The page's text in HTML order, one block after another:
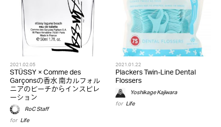
2021.02.05
STÜSSY × Comme des
Garçonsの香水 南カルフォル
ニアのビーチからインスピレ
ーション
RoC Staff
for Life
2021.01.22
Plackers Twin-Line Dental
Flossers
Yoshikage Kajiwara
for Life